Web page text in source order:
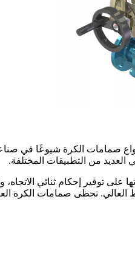
صمامات الكرة شيوعًا في
من التطبيقات المختلفة.
على توفير إحكام ثنائي
تحظى صمامات الكرة